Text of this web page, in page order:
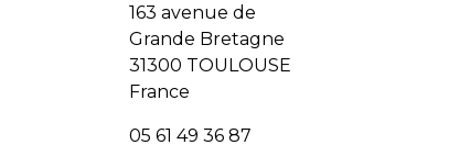
163 avenue de
Grande Bretagne
31300 TOULOUSE
France
05 61 49 36 87